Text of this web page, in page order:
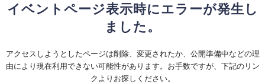
イベントページ表示時にエラーが発生し
ました。
アクセスしようとしたページは削除、変更されたか、公開準備中などの理
由により現在利用できない可能性があります。お手数ですが、下記のリン
クよりお探しください。